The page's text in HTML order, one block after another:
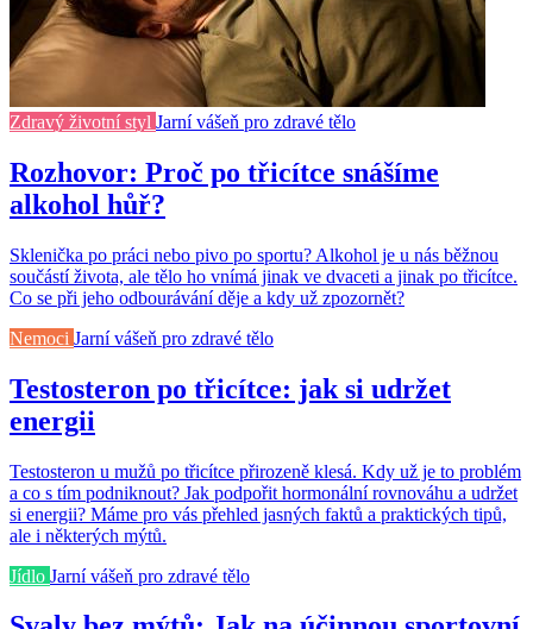
Zdravý životní styl Jarní vášeň pro zdravé tělo
Rozhovor: Proč po třicítce snášíme
alkohol hůř?
Sklenička po práci nebo pivo po sportu? Alkohol je u nás běžnou
součástí života, ale tělo ho vnímá jinak ve dvaceti a jinak po třicítce.
Co se při jeho odbourávání děje a kdy už zpozornět?
Nemoci Jarní vášeň pro zdravé tělo
Testosteron po třicítce: jak si udržet
energii
Testosteron u mužů po třicítce přirozeně klesá. Kdy už je to problém
a co s tím podniknout? Jak podpořit hormonální rovnováhu a udržet
si energii? Máme pro vás přehled jasných faktů a praktických tipů,
ale i některých mýtů.
Jídlo Jarní vášeň pro zdravé tělo